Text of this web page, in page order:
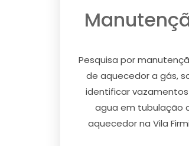
Pesquisa por
de aquecedor a gás,
identificar
agua em tubulação
aquecedor na Vila